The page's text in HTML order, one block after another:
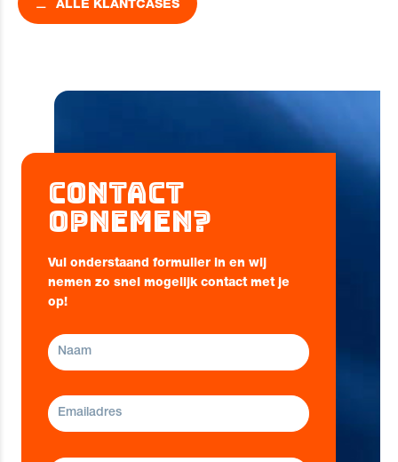
ALLE KLANTCASES
Contact
opnemen?
Vul onderstaand formulier in en wij
nemen zo snel mogelijk contact met je
op!